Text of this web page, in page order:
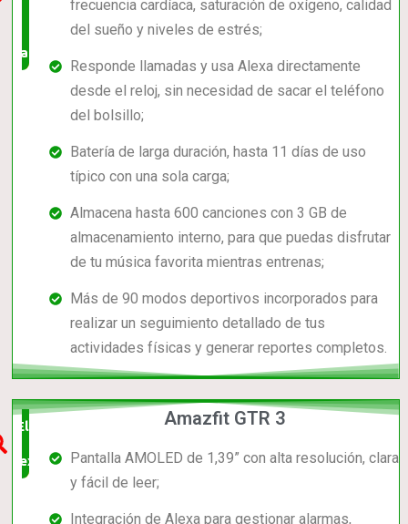
valorado!
frecuencia cardíaca, saturación de oxígeno, calidad
del sueño y niveles de estrés;
Responde llamadas y usa Alexa directamente
desde el reloj, sin necesidad de sacar el teléfono
del bolsillo;
Batería de larga duración, hasta 11 días de uso
típico con una sola carga;
Almacena hasta 600 canciones con 3 GB de
almacenamiento interno, para que puedas disfrutar
de tu música favorita mientras entrenas;
Más de 90 modos deportivos incorporados para
realizar un seguimiento detallado de tus
actividades físicas y generar reportes completos.
Elección
experta
Amazfit GTR 3
Pantalla AMOLED de 1,39” con alta resolución, clara
y fácil de leer;
Integración de Alexa para gestionar alarmas,